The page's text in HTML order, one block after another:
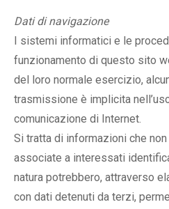
Dati di navigazione
I sistemi informatici e le
funzionamento di questo sito
del loro normale esercizio,
trasmissione è implicita
comunicazione di Internet.
Si tratta di informazioni che
associate a interessati
natura potrebbero, attraverso
con dati detenuti da terzi,